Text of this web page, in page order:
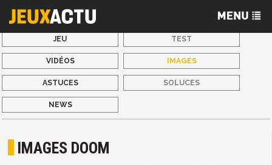
JEU TEST
VIDÉOS IMAGES
ASTUCES SOLUCES
NEWS
IMAGES DOOM